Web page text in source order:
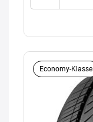
Economy-Klasse